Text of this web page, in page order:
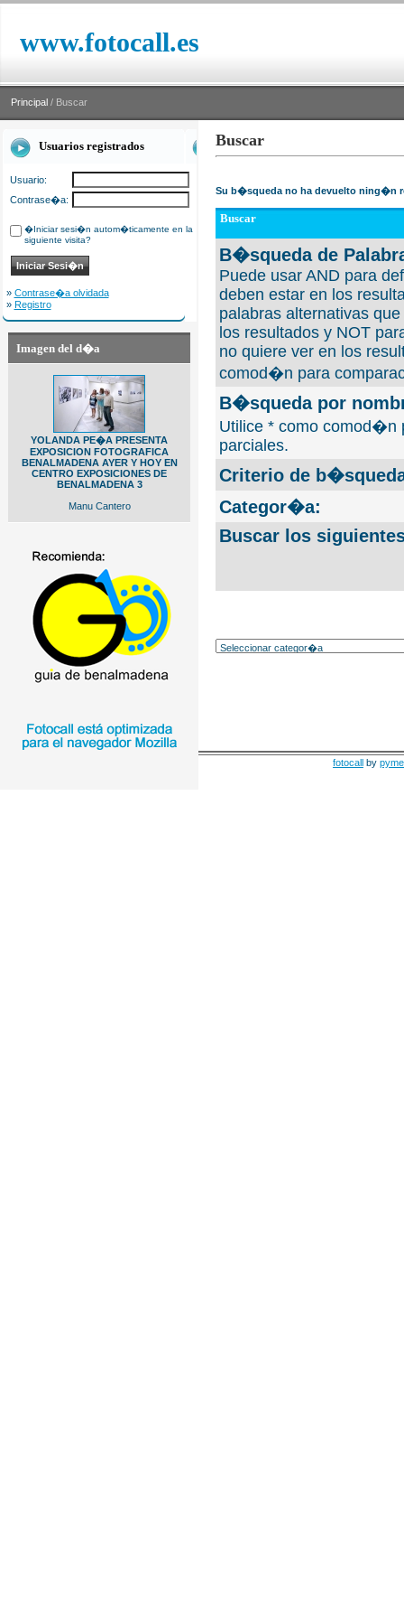
www.fotocall.es
Principal / Buscar
Usuarios registrados
Usuario:
Contrase�a:
�Iniciar sesi�n autom�ticamente en la
siguiente visita?
» Contrase�a olvidada
» Registro
Imagen del d�a
YOLANDA PE�A PRESENTA
EXPOSICION FOTOGRAFICA
BENALMADENA AYER Y HOY EN
CENTRO EXPOSICIONES DE
BENALMADENA 3
Manu Cantero
Buscar
Su b�squeda no ha devuelto ning�n
Buscar
B�squeda de
Puede usar AND para
deben estar en los
palabras alternativas
los resultados y NOT
no quiere ver en los
comod�n para
B�squeda por
Utilice * como comod�n
parciales.
Criterio de
Categor�a:
Buscar los
fotocall by